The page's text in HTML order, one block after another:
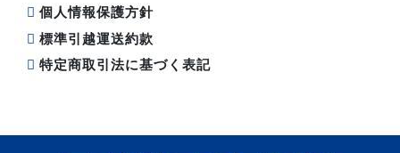
個人情報保護方針
標準引越運送約款
特定商取引法に基づく表記